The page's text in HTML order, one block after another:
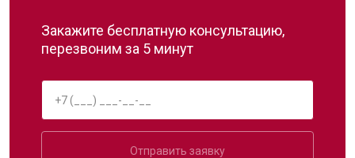
Закажите бесплатную консультацию,
перезвоним за 5 минут
Отправить заявку